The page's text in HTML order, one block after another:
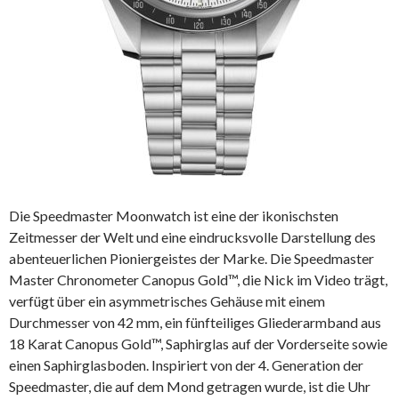
Die Speedmaster Moonwatch ist eine der ikonischsten
Zeitmesser der Welt und eine eindrucksvolle Darstellung des
abenteuerlichen Pioniergeistes der Marke. Die Speedmaster
Master Chronometer Canopus Gold™, die Nick im Video trägt,
verfügt über ein asymmetrisches Gehäuse mit einem
Durchmesser von 42 mm, ein fünfteiliges Gliederarmband aus
18 Karat Canopus Gold™, Saphirglas auf der Vorderseite sowie
einen Saphirglasboden. Inspiriert von der 4. Generation der
Speedmaster, die auf dem Mond getragen wurde, ist die Uhr